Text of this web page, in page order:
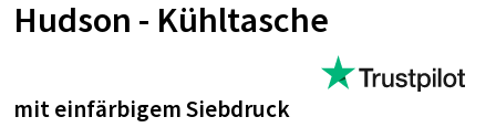
Hudson - Kühltasche
mit einfärbigem Siebdruck